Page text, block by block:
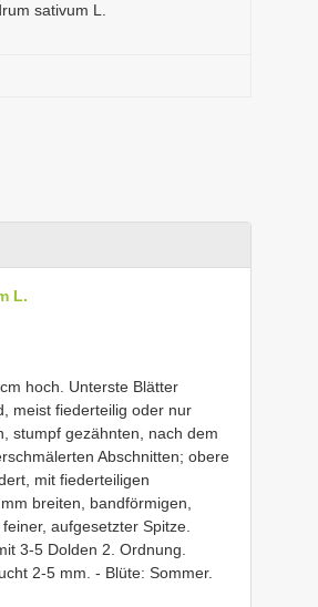
sativum L.
L.
hoch. Unterste Blätter
meist fiederteilig oder nur
stumpf gezähnten, nach dem
Abschnitten; obere
mit fiederteiligen
breiten, bandförmigen,
aufgesetzter Spitze.
3-5 Dolden 2. Ordnung.
2-5 mm. - Blüte: Sommer.